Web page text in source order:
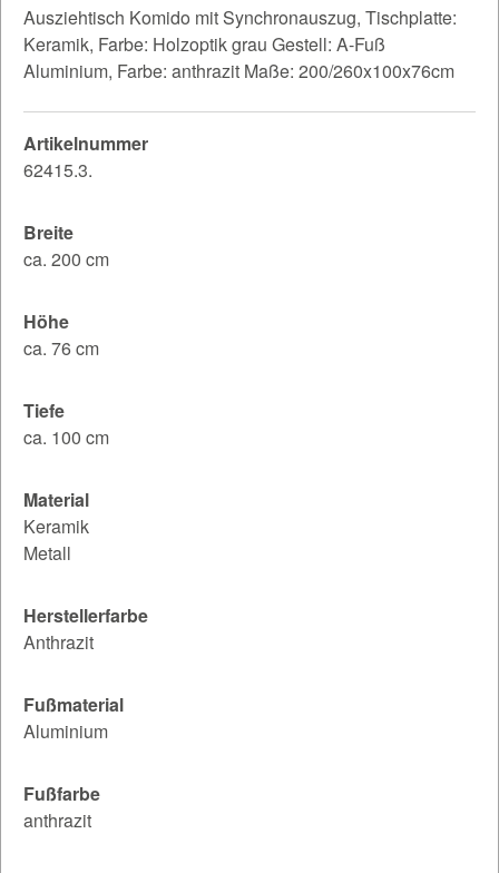
Ausziehtisch Komido mit Synchronauszug, Tischplatte:
Keramik, Farbe: Holzoptik grau Gestell: A-Fuß
Aluminium, Farbe: anthrazit Maße: 200/260x100x76cm
Artikelnummer
62415.3.
Breite
ca. 200 cm
Höhe
ca. 76 cm
Tiefe
ca. 100 cm
Material
Keramik
Metall
Herstellerfarbe
Anthrazit
Fußmaterial
Aluminium
Fußfarbe
anthrazit